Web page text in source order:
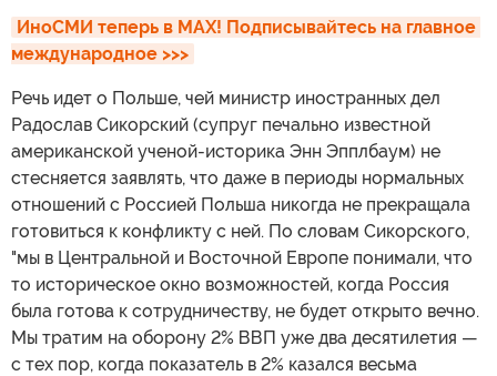
ИноСМИ теперь в MAX! Подписывайтесь на главное
международное >>>
Речь идет о Польше, чей министр иностранных дел
Радослав Сикорский (супруг печально известной
американской ученой-историка Энн Эпплбаум) не
стесняется заявлять, что даже в периоды нормальных
отношений с Россией Польша никогда не прекращала
готовиться к конфликту с ней. По словам Сикорского,
"мы в Центральной и Восточной Европе понимали, что
то историческое окно возможностей, когда Россия
была готова к сотрудничеству, не будет открыто вечно.
Мы тратим на оборону 2% ВВП уже два десятилетия —
с тех пор, когда показатель в 2% казался весьма